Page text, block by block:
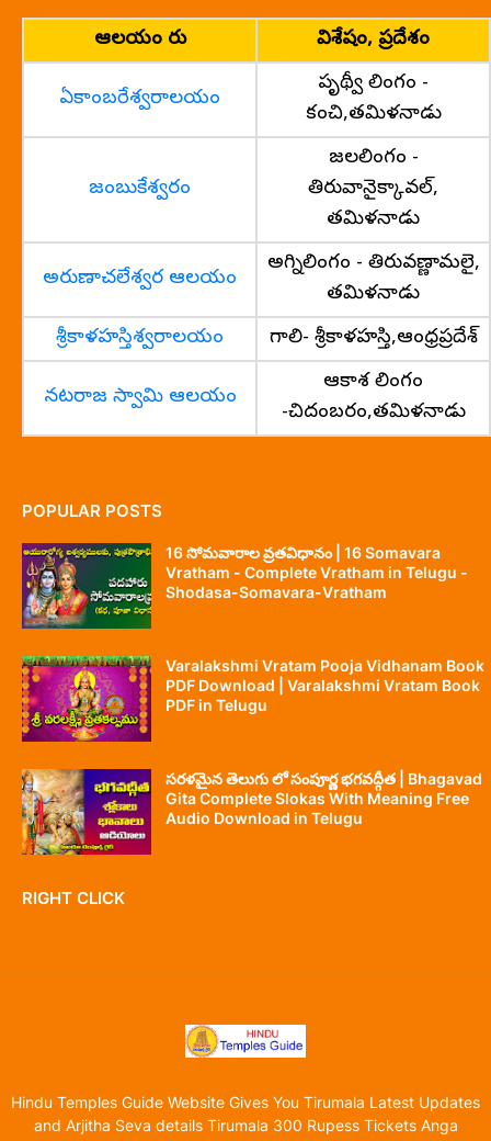
ఆలయం పేరు విశేషం, ప్రదేశం
ఏకాంబరేశ్వరాలయం
పృథ్వీ లింగం -
కంచి,తమిళనాడు
జంబుకేశ్వరం
జలలింగం -
తిరువానైక్కావల్,
తమిళనాడు
అరుణాచలేశ్వర ఆలయం
అగ్నిలింగం - తిరువణ్ణామలై,
తమిళనాడు
శ్రీకాళహస్తిశ్వరాలయం
గాలి- శ్రీకాళహస్తి,ఆంధ్రప్రదేశ్
నటరాజ స్వామి ఆలయం
ఆకాశ లింగం
-చిదంబరం,తమిళనాడు
POPULAR POSTS
16 సోమవారాల వ్రతవిధానం | 16 Somavara
Vratham - Complete Vratham in Telugu -
Shodasa-Somavara-Vratham
Varalakshmi Vratam Pooja Vidhanam Book
PDF Download | Varalakshmi Vratam Book
PDF in Telugu
సరళమైన తెలుగు లో సంపూర్ణ భగవద్గీత | Bhagavad
Gita Complete Slokas With Meaning Free
Audio Download in Telugu
RIGHT CLICK
Hindu Temples Guide Website Gives You Tirumala Latest Updates
and Arjitha Seva details Tirumala 300 Rupess Tickets Anga